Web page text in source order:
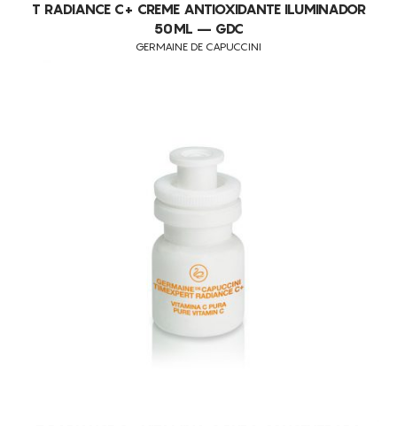
T RADIANCE C+ CREME ANTIOXIDANTE ILUMINADOR
50ML – GDC
GERMAINE DE CAPUCCINI